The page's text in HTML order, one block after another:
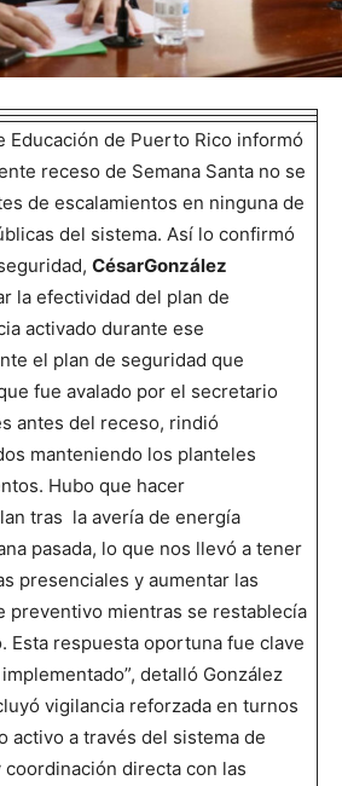
Educación de Puerto Rico informó
receso de Semana Santa no se
de escalamientos en ninguna de
del sistema. Así lo confirmó
CésarGonzález
la efectividad del plan de
activado durante ese
el plan de seguridad que
fue avalado por el secretario
antes del receso, rindió
manteniendo los planteles
Hubo que hacer
tras la avería de energía
pasada, lo que nos llevó a tener
presenciales y aumentar las
preventivo mientras se restablecía
Esta respuesta oportuna fue clave
detalló González
vigilancia reforzada en turnos
activo a través del sistema de
directa con las